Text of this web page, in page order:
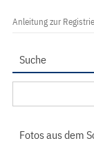
Anleitung zur
Suche
nach:
Fotos aus dem